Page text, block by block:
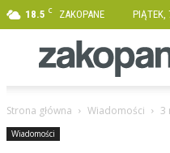
18.5 C ZAKOPANE PIĄTEK,
Strona główna Wiadomości 3
Wiadomości